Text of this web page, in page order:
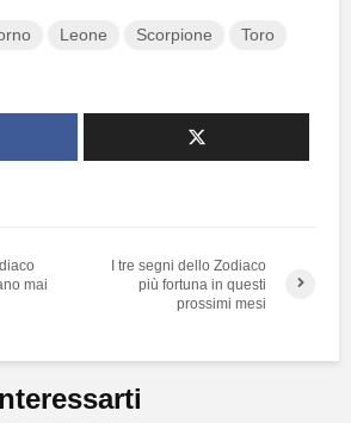
Leone Scorpione
Toro
mai
I tre segni dello Zodiaco
più fortuna in questi
prossimi mesi